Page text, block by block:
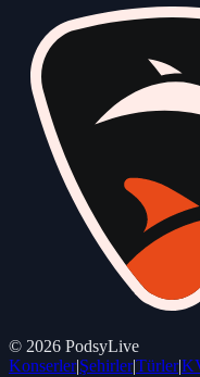
© 2026 PodsyLive
Konserler|Şehirler|Türler|